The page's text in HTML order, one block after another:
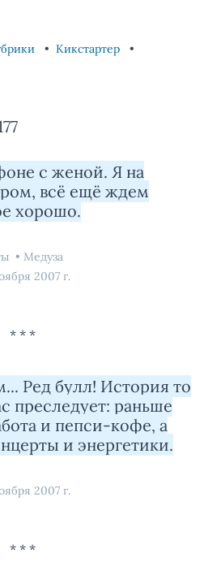
Кикстартер
с женой. Я на
всё ещё ждем
хорошо.
Медуза
2007 г.
Ред булл! История то
преследует: раньше
и пепси-кофе, а
и энергетики.
2007 г.